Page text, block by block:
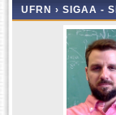
UFRN › SIGAA -